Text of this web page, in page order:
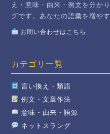
え・意味・由来・例文を分か
グです。あなたの語彙を増や
お問い合わせはこちら
カテゴリ一覧
言い換え・類語
例文・文章作法
意味・由来・語源
ネットスラング